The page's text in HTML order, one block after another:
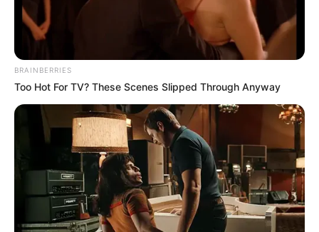
mais diversos município do Brasil participaram da formação
técnicado projeto Saúde com Agente, parceria da Universidade
Federal do Rio Grande do Sul (UFRGS) com o Ministério de Saúde
e o Conselho Nacional de Secretarias Municipais de Saúde
(Conasems) com o objetivo de instrumentalizar os alunos a realizar
o diagnóstico das condições de vida e saúde da população do seu
território de atuação, de forma articulada com profissionais da
Atenção Básica.
BRAINBERRIES
Too Hot For TV? These Scenes Slipped Through Anyway